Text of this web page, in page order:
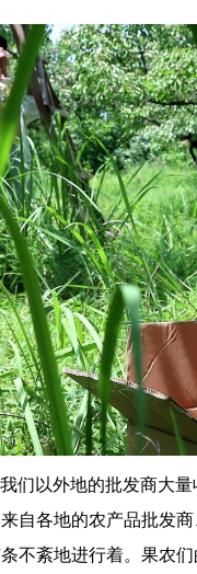
们以外地的批发商大
自各地的农产品批发
不紊地进行着。果农